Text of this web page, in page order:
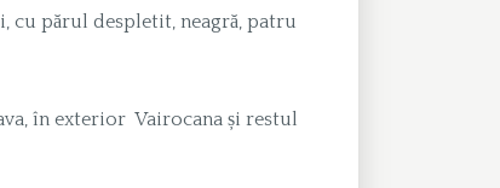
cu părul despletit, neagră, patru
în exterior Vairocana și restul